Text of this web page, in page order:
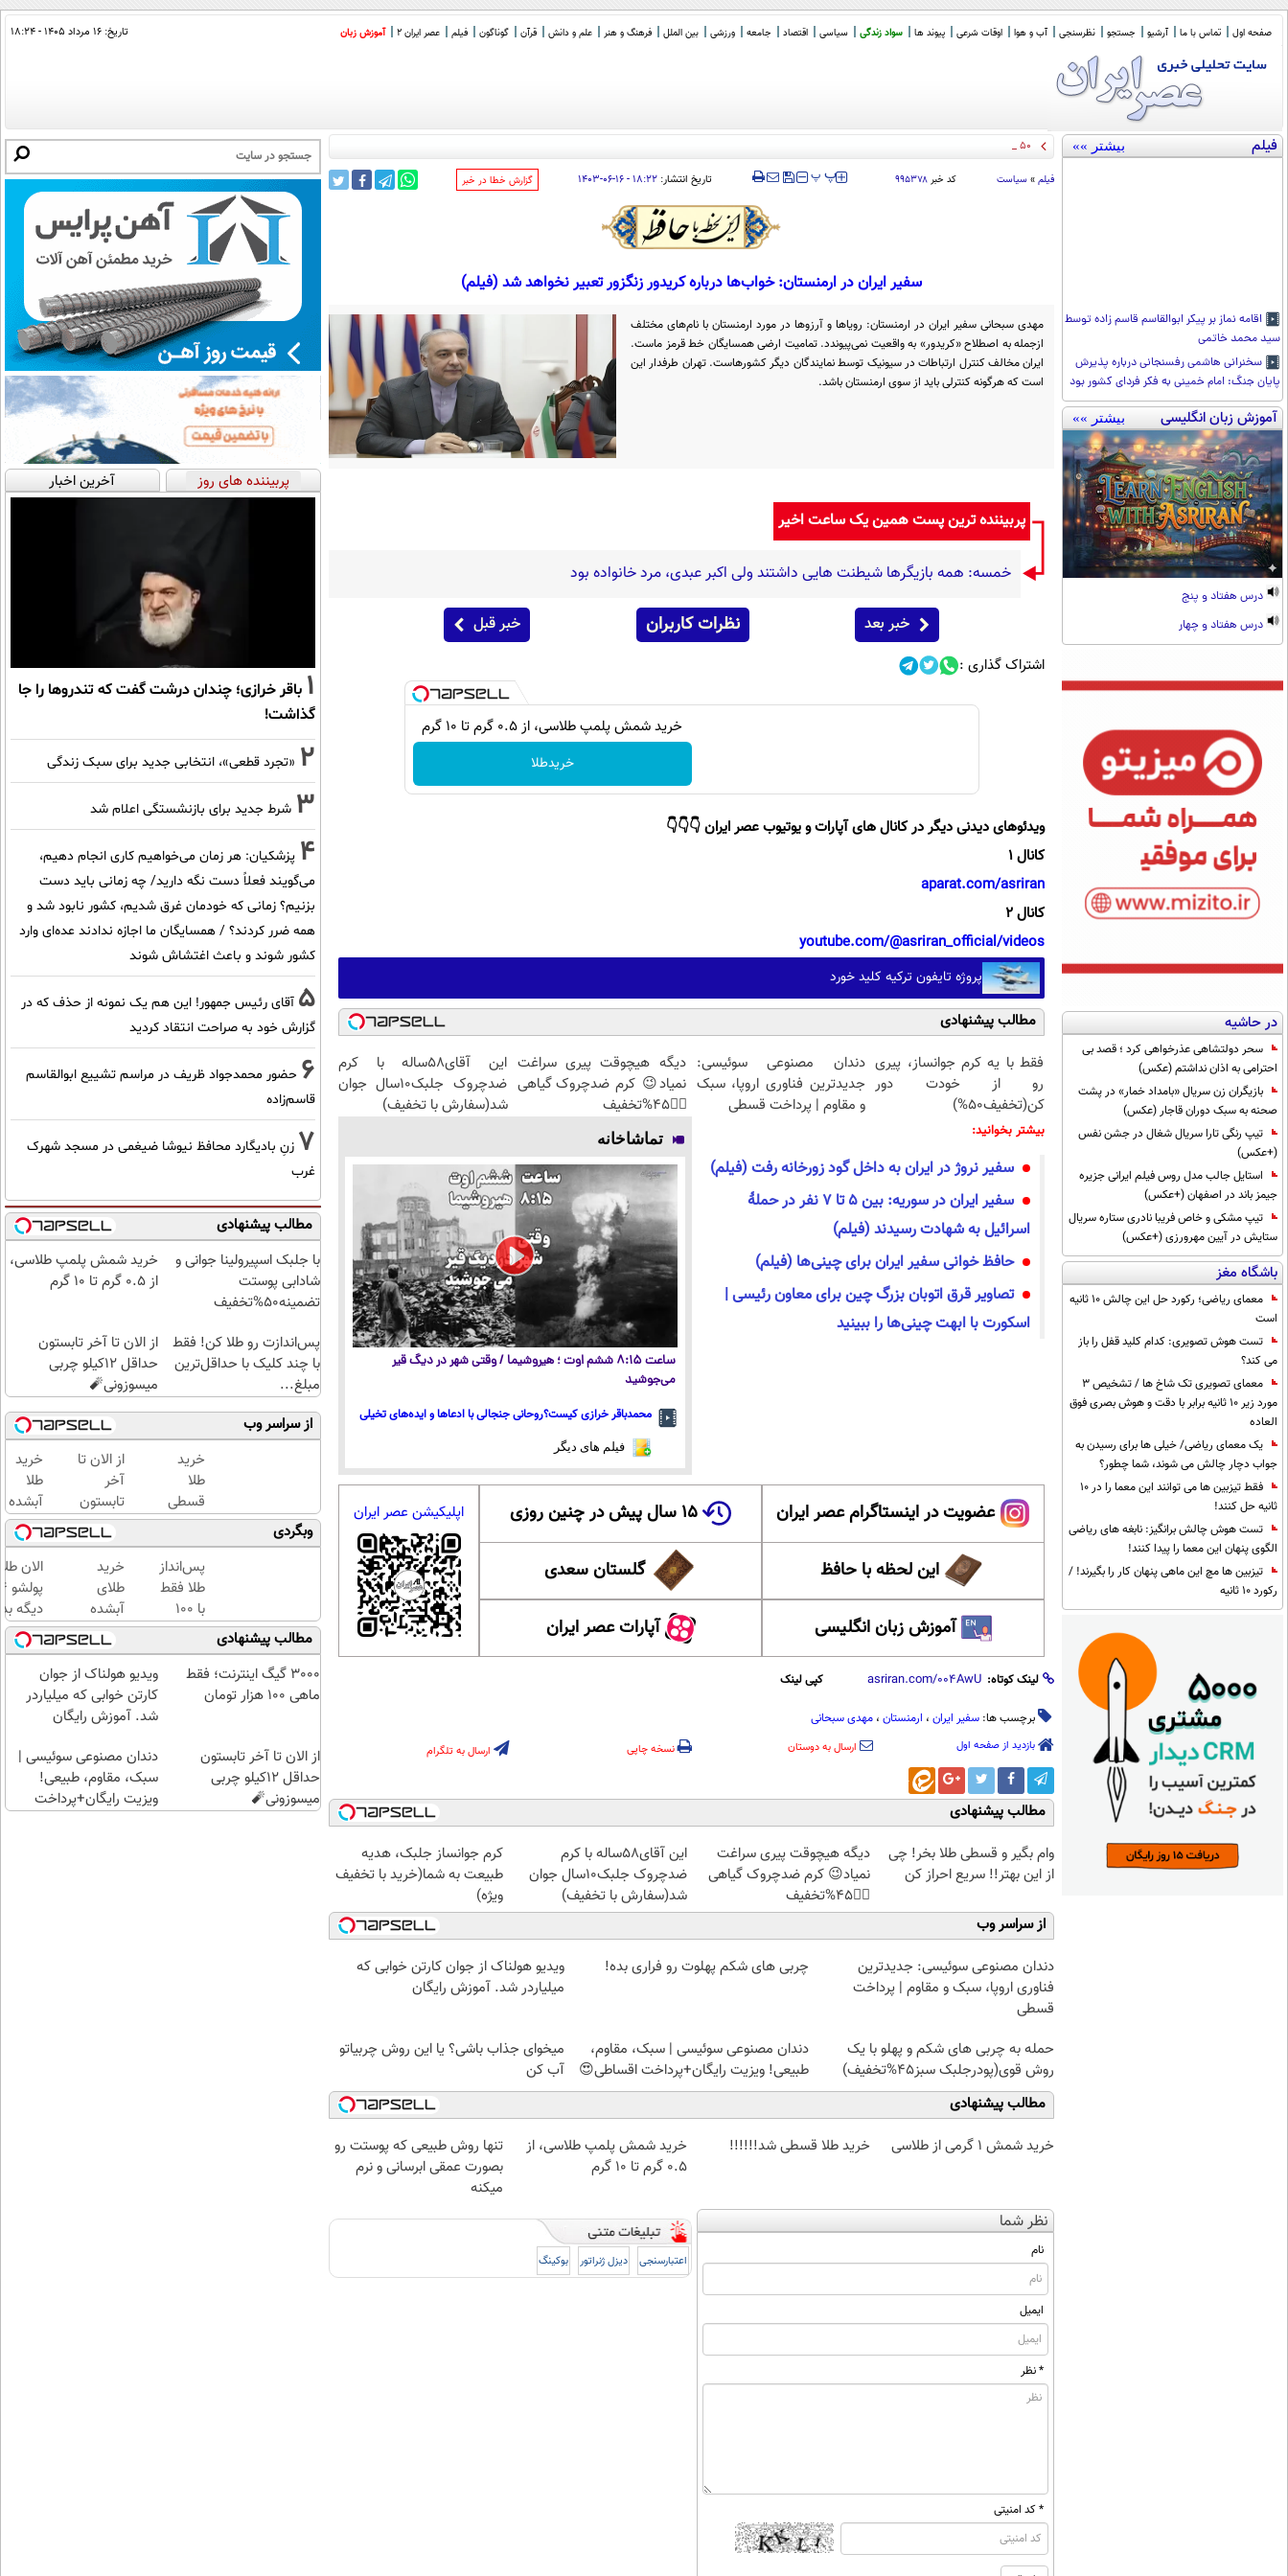
صفحه اول تماس با ما آرشیو جستجو نظرسنجی آب و هوا اوقات شرعی پیوند ها سواد زندگی سیاسی اقتصاد جامعه ورزشی بین الملل فرهنگ و هنر علم و دانش قرآن گوناگون فیلم عصر ایران 2 آموزش زبان تاریخ: ۱۶ مرداد ۱۴۰۵ - ۱۸:۲۴
فیلم بیشتر »»
اقامه نماز بر پیکر ابوالقاسم قاسم زاده توسط
سید محمد خاتمی
سخنرانی هاشمی رفسنجانی درباره پذیرش
پایان جنگ: امام خمینی به فکر فردای کشور بود
آموزش زبان انگلیسی بیشتر »»
درس هفتاد و پنج
درس هفتاد و چهار
در حاشیه
سحر دولتشاهی عذرخواهی کرد ؛ قصد بی
احترامی به اذان نداشتم (عکس)
بازیگران زن سریال «بامداد خمار» در پشت
صحنه به سبک دوران قاجار (عکس)
تیپ رنگی تارا سریال شغال در جشن نفس
(+عکس)
استایل جالب مدل روس فیلم ایرانی جزیره
جیمز باند در اصفهان (+عکس)
تیپ مشکی و خاص فریبا نادری ستاره سریال
ستایش در آیین مهرورزی (+عکس)
باشگاه مغز
معمای ریاضی؛ رکورد حل این چالش 10 ثانیه
است
تست هوش تصویری: کدام کلید قفل را باز
می کند؟
معمای تصویری تک شاخ ها / تشخیص 3
مورد زیر 10 ثانیه برابر با دقت و هوش بصری فوق
العاده
یک معمای ریاضی/ خیلی ها برای رسیدن به
جواب دچار چالش می شوند، شما چطور؟
فقط تیزبین ها می توانند این معما را در 10
ثانیه حل کنند!
تست هوش چالش برانگیز: نابغه های ریاضی
الگوی پنهان این معما را پیدا کنند!
تیزبین ها مچ این ماهی پنهان کار را بگیرند! /
رکورد 10 ثانیه
50 سال از نخستی
فیلم » سیاست کد خبر۹۹۵۳۷۸ ‍‍‍ پپ تاریخ انتشار: ۱۸:۲۲ - ۱۶-۰۶-۱۴۰۳ ‌گزارش خطا در خبر
سفیر ایران در ارمنستان: خواب‌ها درباره کریدور زنگزور تعبیر نخواهد شد (فیلم)
مهدی سبحانی سفیر ایران در ارمنستان: رویا‌ها و آرزو‌ها در مورد ارمنستان با نام‌های مختلف
ازجمله به اصطلاح «کریدور» به واقعیت نمی‌پیوندد. تمامیت ارضی همسایگان خط قرمز ماست.
ایران مخالف کنترل ارتباطات در سیونیک توسط نمایندگان دیگر کشورهاست. تهران طرفدار این
است که هرگونه کنترلی باید از سوی ارمنستان باشد.
پربیننده ترین پست همین یک ساعت اخیر
خمسه: همه بازیگرها شیطنت هایی داشتند ولی اکبر عبدی، مرد خانواده بود
خبر بعد نظرات کاربران خبر قبل
اشتراک گذاری :
خرید شمش پلمپ طلاسی، از ۰.۵ گرم تا ۱۰ گرم
خریدطلا
ویدئوهای دیدنی دیگر در کانال های آپارات و یوتیوب عصر ایران 👇👇👇
کانال 1
aparat.com/asriran
کانال 2
youtube.com/@asriran_official/videos
پروژه تایفون ترکیه کلید خورد
مطالب پیشنهادی
فقط با یه کرم جوانساز، پیری
رو از خودت دور
کن(تخفیف50%)
دندان مصنوعی سوئیسی:
جدیدترین فناوری اروپا، سبک
و مقاوم | پرداخت قسطی
دیگه هیچوقت پیری سراغت
نمیاد😉 کرم ضدچروک گیاهی
👈🏻45%تخفیف
این آقای58ساله با کرم
ضدچروک جلبک10سال جوان
شد(سفارش با تخفیف)
بیشتر بخوانید:
سفیر نروژ در ایران به داخل گود زورخانه رفت (فیلم)
سفیر ایران در سوریه: بین ۵ تا ۷ نفر در حملهٔ
اسرائیل به شهادت رسیدند (فیلم)
حافظ‌ ‌خوانی سفیر ایران برای چینی‌ها (فیلم)
تصاویر قرق اتوبان بزرگ چین برای معاون رئیسی |
اسکورت با ابهت چینی‌ها را ببینید
تماشاخانه
ساعت ۸:۱۵ ششم اوت ؛ هیروشیما / وقتی شهر در دیگ قیر
می‌جوشید
محمدباقر خرازی کیست؟روحانی جنجالی با ادعاها و ایده‌های تخیلی
فیلم های دیگر
عضویت در اینستاگرام عصر ایران ۱۵ سال پیش در چنین روزی
این لحظه با حافظ گلستان سعدی
آموزش زبان انگلیسی آپارات عصر ایران
اپلیکیشن عصر ایران
لینک کوتاه: کپی لینک
برچسب ها: سفیر ایران ، ارمنستان ، مهدی سبحانی
بازدید از صفحه اول ارسال به دوستان نسخه چاپی ارسال به تلگرام
مطالب پیشنهادی
وام بگیر و قسطی طلا بخر! چی
از این بهتر!! سریع احراز کن
دیگه هیچوقت پیری سراغت
نمیاد😉 کرم ضدچروک گیاهی
👈🏻45%تخفیف
این آقای58ساله با کرم
ضدچروک جلبک10سال جوان
شد(سفارش با تخفیف)
کرم جوانساز جلبک، هدیه
طبیعت به شما(خرید با تخفیف
ویژه)
از سراسر وب
دندان مصنوعی سوئیسی: جدیدترین
فناوری اروپا، سبک و مقاوم | پرداخت
قسطی
چربی های شکم پهلوت رو فراری بده!
ویدیو هولناک از جوان کارتن خوابی که
میلیاردر شد. آموزش رایگان
حمله به چربی های شکم و پهلو با یک
روش قوی(پودرجلبک سبز45%تخفیف)
دندان مصنوعی سوئیسی | سبک، مقاوم،
طبیعی! ویزیت رایگان+پرداخت اقساطی😍
میخوای جذاب باشی؟ یا این روش چربیاتو
آب کن
مطالب پیشنهادی
خرید شمش 1 گرمی از طلاسی
خرید طلا قسطی شد!!!!!!
خرید شمش پلمپ طلاسی، از
۰.۵ گرم تا ۱۰ گرم
تنها روش طبیعی که پوستت رو
بصورت عمقی ابرسانی و نرم
میکنه
نظر شما
نام
ایمیل
* نظر
* کد امنیتی
اعتبارسنجی دیزل ژنراتور بوکینگ
پربیننده های روز آخرین اخبار
1 باقر خرازی؛ چندان درشت گفت که تندروها را جا
گذاشت!
2 «تجرد قطعی»، انتخابی جدید برای سبک زندگی
3 شرط جدید برای بازنشستگی اعلام شد
4 پزشکیان: هر زمان می‌خواهیم کاری انجام دهیم،
می‌گویند فعلاً دست نگه دارید/ چه زمانی باید دست
بزنیم؟ زمانی که خودمان غرق شدیم، کشور نابود شد و
همه ضرر کردند؟ / همسایگان ما اجازه ندادند عده‌ای وارد
کشور شوند و باعث اغتشاش شوند
5 آقای رئیس جمهور! این هم یک نمونه از حذف که در
گزارش خود به صراحت انتقاد کردید
6 حضور محمدجواد ظریف در مراسم تشییع ابوالقاسم
قاسم‌زاده
7 زنِ بادیگارد محافظ نیوشا ضیغمی در مسجد شهرک
غرب
مطالب پیشنهادی
با جلبک اسپیرولینا جوانی و
شادابی پوستت
تضمینه50%تخفیف
خرید شمش پلمپ طلاسی،
از ۰.۵ گرم تا ۱۰ گرم
پس‌اندازت رو طلا کن! فقط
با چند کلیک با حداقل‌ترین
مبلغ...
از الان تا آخر تابستون
حداقل 12کیلو چربی
میسوزونی🧨
از سراسر وب
خرید
طلا
قسطی
شد!!!!!!
از الان تا
آخر
تابستون
حداقل
12کیلو
چربی
میسوزونی
🧨
خرید
طلا
آبشده
با 100
هزار
تومن
وبگردی
پس‌انداز
طلا فقط
با ۱۰۰
هزارتومان
(امن و
راحت)
خرید
طلای
آبشده
حتی با
۱۰۰هزارتومان
الان
دیگه
طلا با
بی‌بهره
مطالب پیشنهادی
3000 گیگ اینترنت؛ فقط
ماهی 100 هزار تومان
ویدیو هولناک از جوان
کارتن خوابی که میلیاردر
شد. آموزش رایگان
از الان تا آخر تابستون
حداقل 12کیلو چربی
میسوزونی🧨
دندان مصنوعی سوئیسی |
سبک، مقاوم، طبیعی!
ویزیت رایگان+پرداخت